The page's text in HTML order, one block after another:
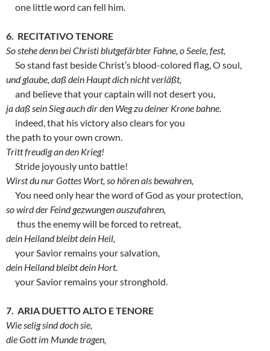
one little word can fell him.
6. RECITATIVO TENORE
So stehe denn bei Christi blutgefärbter Fahne, o Seele, fest,
So stand fast beside Christ’s blood-colored flag, O soul,
und glaube, daß dein Haupt dich nicht verläßt,
and believe that your captain will not desert you,
ja daß sein Sieg auch dir den Weg zu deiner Krone bahne.
indeed, that his victory also clears for you
the path to your own crown.
Tritt freudig an den Krieg!
Stride joyously unto battle!
Wirst du nur Gottes Wort, so hören als bewahren,
You need only hear the word of God as your protection,
so wird der Feind gezwungen auszufahren,
thus the enemy will be forced to retreat,
dein Heiland bleibt dein Heil,
your Savior remains your salvation,
dein Heiland bleibt dein Hort.
your Savior remains your stronghold.
7. ARIA DUETTO ALTO E TENORE
Wie selig sind doch sie,
die Gott im Munde tragen,